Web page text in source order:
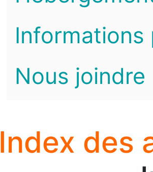
Informations
Nous joindre
Index des